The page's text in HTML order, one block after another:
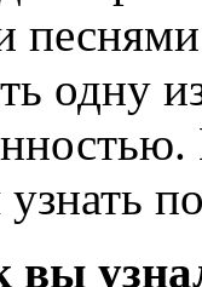
одну
вы